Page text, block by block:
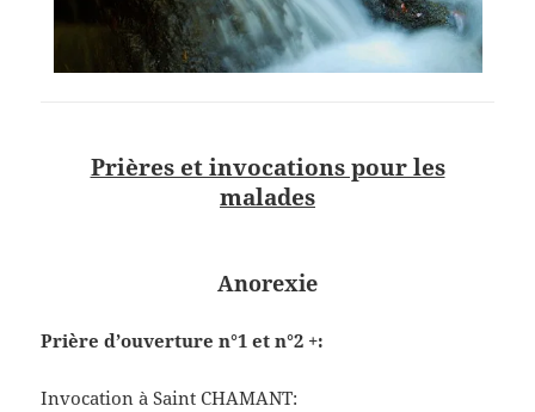
Prières et invocations pour les
malades
Anorexie
Prière d’ouverture n°1 et n°2 +:
Invocation à Saint CHAMANT: